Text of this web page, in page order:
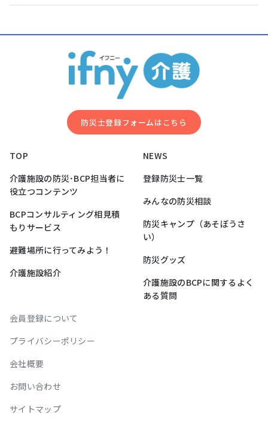
防災⼠登録フォームはこちら
TOP
介護施設の防災･BCP担当者に
役立つコンテンツ
BCPコンサルティング相見積
もりサービス
避難場所に行ってみよう！
介護施設紹介
NEWS
登録防災士一覧
みんなの防災相談
防災キャンプ（あそぼうさ
い）
防災グッズ
介護施設のBCPに関するよく
ある質問
会員登録について
プライバシーポリシー
会社概要
お問い合わせ
サイトマップ